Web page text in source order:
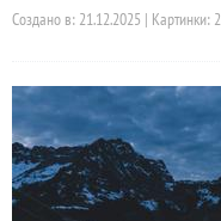
Создано в: 21.12.2025 | Картинки: